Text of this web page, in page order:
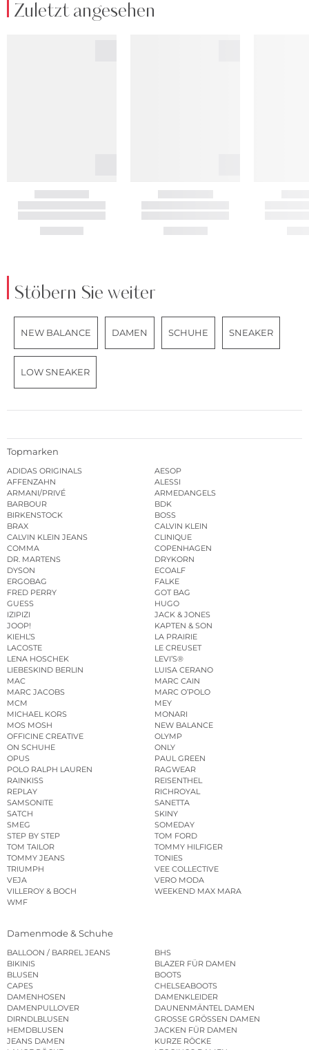
Zuletzt angesehen
Stöbern Sie weiter
NEW BALANCE DAMEN SCHUHE SNEAKER
LOW SNEAKER
Topmarken
ADIDAS ORIGINALS
AESOP
AFFENZAHN
ALESSI
ARMANI/PRIVÉ
ARMEDANGELS
BARBOUR
BDK
BIRKENSTOCK
BOSS
BRAX
CALVIN KLEIN
CALVIN KLEIN JEANS
CLINIQUE
COMMA
COPENHAGEN
DR. MARTENS
DRYKORN
DYSON
ECOALF
ERGOBAG
FALKE
FRED PERRY
GOT BAG
GUESS
HUGO
IZIPIZI
JACK & JONES
JOOP!
KAPTEN & SON
KIEHL’S
LA PRAIRIE
LACOSTE
LE CREUSET
LENA HOSCHEK
LEVI’S®
LIEBESKIND BERLIN
LUISA CERANO
MAC
MARC CAIN
MARC JACOBS
MARC O’POLO
MCM
MEY
MICHAEL KORS
MONARI
MOS MOSH
NEW BALANCE
OFFICINE CREATIVE
OLYMP
ON SCHUHE
ONLY
OPUS
PAUL GREEN
POLO RALPH LAUREN
RAGWEAR
RAINKISS
REISENTHEL
REPLAY
RICHROYAL
SAMSONITE
SANETTA
SATCH
SKINY
SMEG
SOMEDAY
STEP BY STEP
TOM FORD
TOM TAILOR
TOMMY HILFIGER
TOMMY JEANS
TONIES
TRIUMPH
VEE COLLECTIVE
VEJA
VERO MODA
VILLEROY & BOCH
WEEKEND MAX MARA
WMF
Damenmode & Schuhe
BALLOON / BARREL JEANS
BHS
BIKINIS
BLAZER FÜR DAMEN
BLUSEN
BOOTS
CAPES
CHELSEABOOTS
DAMENHOSEN
DAMENKLEIDER
DAMENPULLOVER
DAUNENMÄNTEL DAMEN
DIRNDLBLUSEN
GROSSE GRÖSSEN DAMEN
HEMDBLUSEN
JACKEN FÜR DAMEN
JEANS DAMEN
KURZE RÖCKE